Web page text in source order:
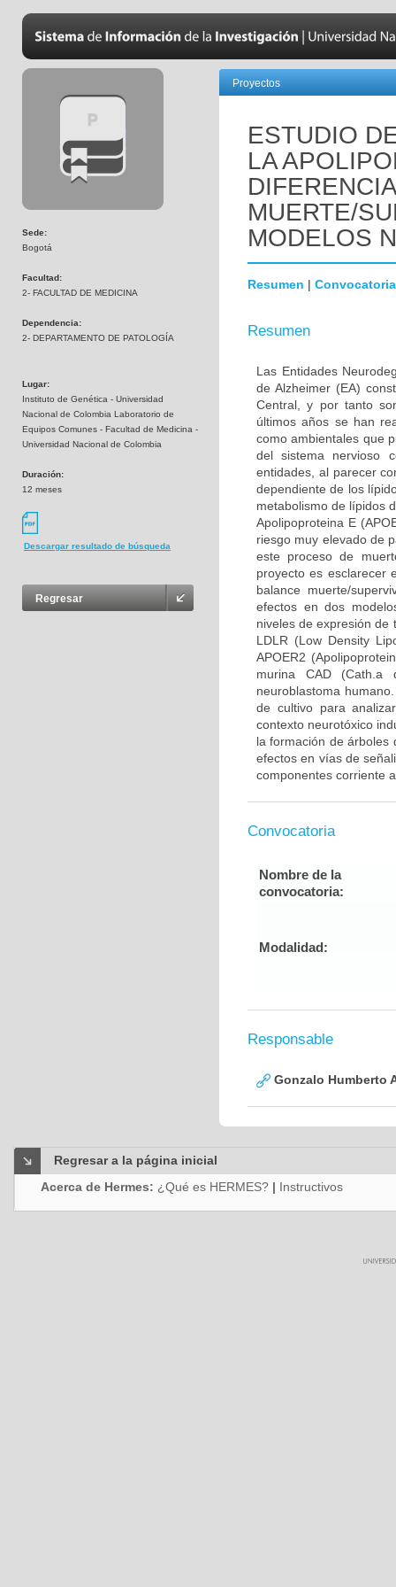
Sede:
Bogotá
Facultad:
2- FACULTAD DE MEDICINA
Dependencia:
2- DEPARTAMENTO DE PATOLOGÍA
Lugar:
Instituto de Genética - Universidad
Nacional de Colombia Laboratorio de
Equipos Comunes - Facultad de Medicina -
Universidad Nacional de Colombia
Duración:
12 meses
Descargar resultado de búsqueda
Regresar
Proyectos
ESTUDIO
LA
MUERTE/
MODELOS
Resumen | Convocatoria
Resumen
Las Entidades
de Alzheimer (EA)
Central, y por tanto
últimos años se han
como ambientales que
del sistema nervioso
entidades, al parecer
dependiente de los
metabolismo de lípidos
Apolipoproteina E
riesgo muy elevado de
este proceso de
proyecto es esclarecer
balance muerte/
efectos en dos
niveles de expresión de
LDLR (Low Density
APOER2
murina CAD (Cath.a
neuroblastoma
de cultivo para
contexto neurotóxico
la formación de árboles
efectos en vías de
componentes corriente
Convocatoria
Nombre de la
convocatoria:
Modalidad:
Responsable
Gonzalo Humberto
Regresar a la página inicial
Acerca de Hermes: ¿Qué es HERMES? | Instructivos